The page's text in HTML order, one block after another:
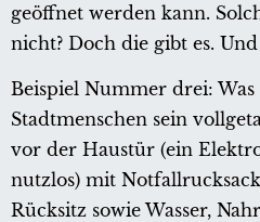
geöffnet werden kann.
nicht? Doch die gibt es.
Beispiel Nummer drei:
Stadtmenschen sein
vor der Haustür (ein
nutzlos) mit
Rücksitz sowie Wasser,